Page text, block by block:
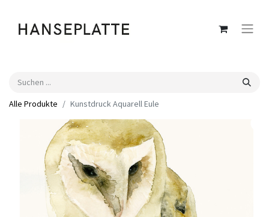
Alle Produkte Kunstdruck Aquarell Eule